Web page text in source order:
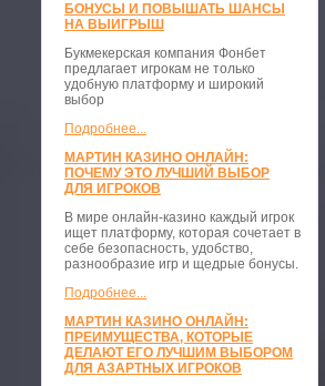
БОНУСЫ И ПОВЫШАТЬ ШАНСЫ
НА ВЫИГРЫШ
Букмекерская компания Фонбет
предлагает игрокам не только
удобную платформу и широкий
выбор
Подробнее...
МАРТИН КАЗИНО ОНЛАЙН:
ПОЧЕМУ ЭТО ЛУЧШИЙ ВЫБОР
ДЛЯ ИГРОКОВ
В мире онлайн-казино каждый игрок
ищет платформу, которая сочетает в
себе безопасность, удобство,
разнообразие игр и щедрые бонусы.
Подробнее...
МАРТИН КАЗИНО ОНЛАЙН:
ПРЕИМУЩЕСТВА, КОТОРЫЕ
ДЕЛАЮТ ЕГО ЛУЧШИМ ВЫБОРОМ
ДЛЯ АЗАРТНЫХ ИГРОКОВ